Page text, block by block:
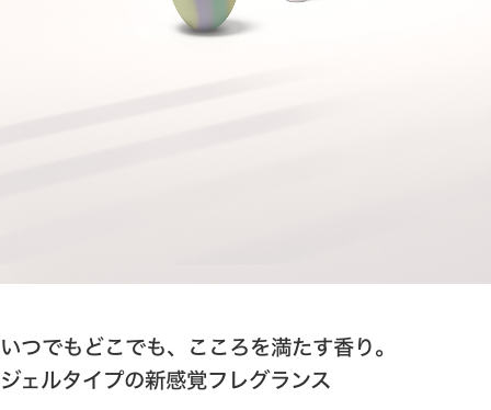
いつでもどこでも、こころを満たす香り。
ジェルタイプの新感覚フレグランス